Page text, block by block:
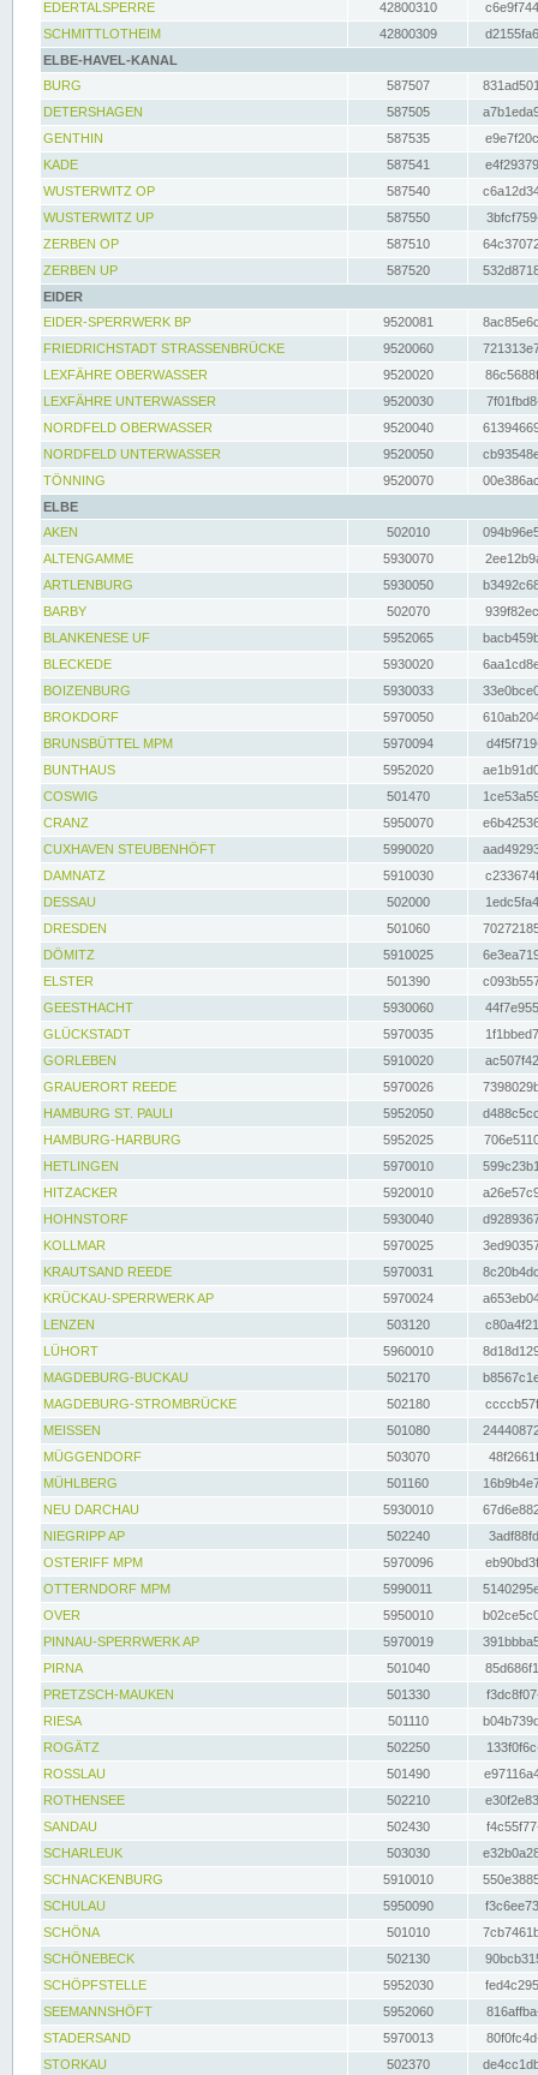
EDERTALSPERRE
42800310
SCHMITTLOTHEIM
42800309
ELBE-HAVEL-KANAL
BURG
587507
DETERSHAGEN
587505
GENTHIN
587535
KADE
587541
WUSTERWITZ OP
587540
WUSTERWITZ UP
587550
ZERBEN OP
587510
ZERBEN UP
587520
EIDER
EIDER-SPERRWERK BP
9520081
FRIEDRICHSTADT STRASSENBRÜCKE
9520060
LEXFÄHRE OBERWASSER
9520020
LEXFÄHRE UNTERWASSER
9520030
NORDFELD OBERWASSER
9520040
NORDFELD UNTERWASSER
9520050
TÖNNING
9520070
ELBE
AKEN
502010
ALTENGAMME
5930070
ARTLENBURG
5930050
BARBY
502070
BLANKENESE UF
5952065
BLECKEDE
5930020
BOIZENBURG
5930033
BROKDORF
5970050
BRUNSBÜTTEL MPM
5970094
BUNTHAUS
5952020
COSWIG
501470
CRANZ
5950070
CUXHAVEN STEUBENHÖFT
5990020
DAMNATZ
5910030
DESSAU
502000
DRESDEN
501060
DÖMITZ
5910025
ELSTER
501390
GEESTHACHT
5930060
GLÜCKSTADT
5970035
GORLEBEN
5910020
GRAUERORT REEDE
5970026
HAMBURG ST. PAULI
5952050
HAMBURG-HARBURG
5952025
HETLINGEN
5970010
HITZACKER
5920010
HOHNSTORF
5930040
KOLLMAR
5970025
KRAUTSAND REEDE
5970031
KRÜCKAU-SPERRWERK AP
5970024
LENZEN
503120
LÜHORT
5960010
MAGDEBURG-BUCKAU
502170
MAGDEBURG-STROMBRÜCKE
502180
MEISSEN
501080
MÜGGENDORF
503070
MÜHLBERG
501160
NEU DARCHAU
5930010
NIEGRIPP AP
502240
OSTERIFF MPM
5970096
OTTERNDORF MPM
5990011
OVER
5950010
PINNAU-SPERRWERK AP
5970019
PIRNA
501040
PRETZSCH-MAUKEN
501330
RIESA
501110
ROGÄTZ
502250
ROSSLAU
501490
ROTHENSEE
502210
SANDAU
502430
SCHARLEUK
503030
SCHNACKENBURG
5910010
SCHULAU
5950090
SCHÖNA
501010
SCHÖNEBECK
502130
SCHÖPFSTELLE
5952030
SEEMANNSHÖFT
5952060
STADERSAND
5970013
STORKAU
502370